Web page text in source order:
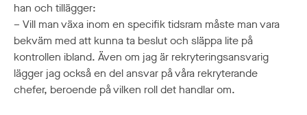
han och tillägger:
– Vill man växa inom en specifik tidsram måste man vara
bekväm med att kunna ta beslut och släppa lite på
kontrollen ibland. Även om jag är rekryteringsansvarig
lägger jag också en del ansvar på våra rekryterande
chefer, beroende på vilken roll det handlar om.